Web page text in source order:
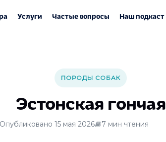
Услуги Частые вопросы Наш подкаст
ПОРОДЫ СОБАК
Эстонская гончая
Опубликовано 15 мая 2026 7 мин чтения